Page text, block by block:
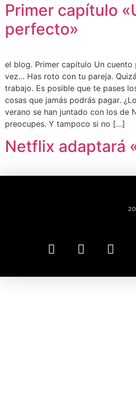
Primer capítulo
perfecto»
el blog. Primer capítulo Un cuento
vez… Has roto con tu pareja.
trabajo. Es posible que te pases
cosas que jamás podrás pa­gar.
verano se han juntado con los de
preocupes. Y tampoco si no […]
Netflix adaptará